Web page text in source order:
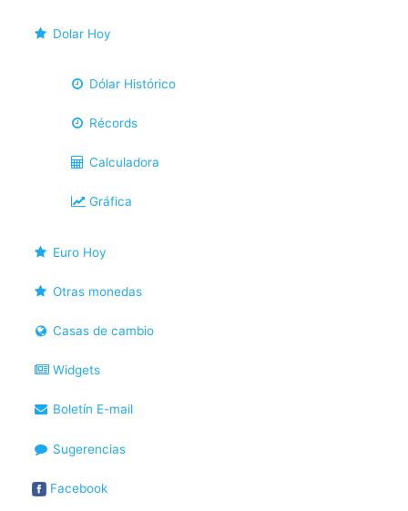
Dolar Hoy
Dólar Histórico
Récords
Calculadora
Gráfica
Euro Hoy
Otras monedas
Casas de cambio
Widgets
Boletín E-mail
Sugerencias
Facebook